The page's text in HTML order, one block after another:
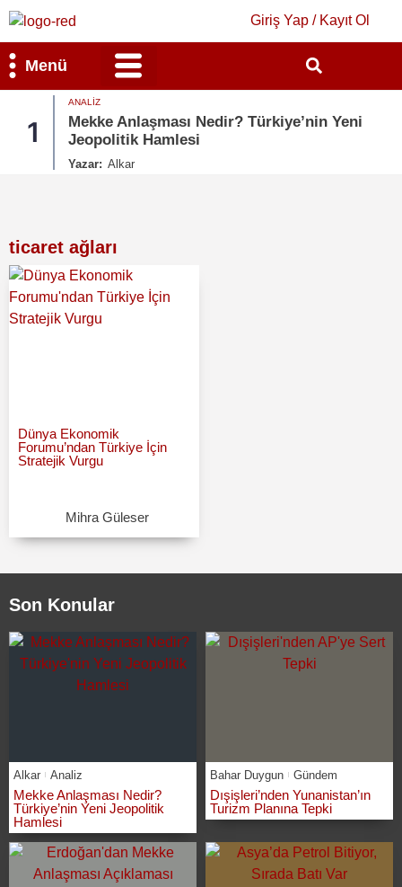
Giriş Yap / Kayıt Ol
Menü
1
ANALIZ
Mekke Anlaşması Nedir? Türkiye’nin Yeni
Jeopolitik Hamlesi
Yazar: Alkar
ticaret ağları
Dünya Ekonomik
Forumu’ndan Türkiye İçin
Stratejik Vurgu
Mihra Güleser
Son Konular
Alkar Analiz
Mekke Anlaşması Nedir?
Türkiye’nin Yeni Jeopolitik
Hamlesi
Bahar Duygun Gündem
Dışişleri’nden Yunanistan’ın
Turizm Planına Tepki